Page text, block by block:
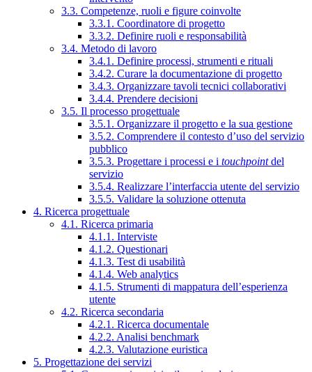
3.3. Competenze, ruoli e figure coinvolte
3.3.1. Coordinatore di progetto
3.3.2. Definire ruoli e responsabilità
3.4. Metodo di lavoro
3.4.1. Definire processi, strumenti e rituali
3.4.2. Curare la documentazione di progetto
3.4.3. Organizzare tavoli tecnici collaborativi
3.4.4. Prendere decisioni
3.5. Il processo progettuale
3.5.1. Organizzare il progetto e la sua gestione
3.5.2. Comprendere il contesto d’uso del servizio
pubblico
3.5.3. Progettare i processi e i touchpointdel
servizio
3.5.4. Realizzare l’interfaccia utente del servizio
3.5.5. Validare la soluzione ottenuta
4. Ricerca progettuale
4.1. Ricerca primaria
4.1.1. Interviste
4.1.2. Questionari
4.1.3. Test di usabilità
4.1.4. Web analytics
4.1.5. Strumenti di mappatura dell’esperienza
utente
4.2. Ricerca secondaria
4.2.1. Ricerca documentale
4.2.2. Analisi benchmark
4.2.3. Valutazione euristica
5. Progettazione dei servizi